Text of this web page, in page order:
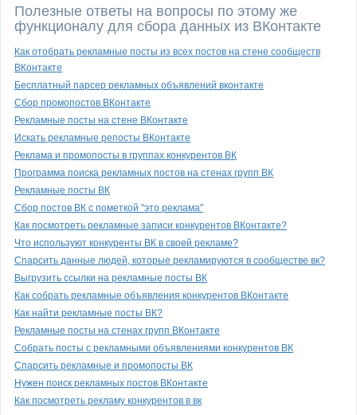
Полезные ответы на вопросы по этому же
функционалу для сбора данных из ВКонтакте
Как отобрать рекламные посты из всех постов на стене сообществ
ВКонтакте
Бесплатный парсер рекламных объявлений вконтакте
Сбор промопостов ВКонтакте
Рекламные посты на стене ВКонтакте
Искать рекламные репосты ВКонтакте
Реклама и промопосты в группах конкурентов ВК
Программа поиска рекламных постов на стенах групп ВК
Рекламные посты ВК
Сбор постов ВК с пометкой "это реклама"
Как посмотреть рекламные записи конкурентов ВКонтакте?
Что используют конкуренты ВК в своей рекламе?
Cпарсить данные людей, которые рекламируются в сообществе вк?
Выгрузить ссылки на рекламные посты ВК
Как собрать рекламные объявления конкурентов ВКонтакте
Как найти рекламные посты ВК?
Рекламные посты на стенах групп ВКонтакте
Собрать посты с рекламными объявлениями конкурентов ВК
Спарсить рекламные и промопосты ВК
Нужен поиск рекламных постов ВКонтакте
Как посмотреть рекламу конкурентов в вк